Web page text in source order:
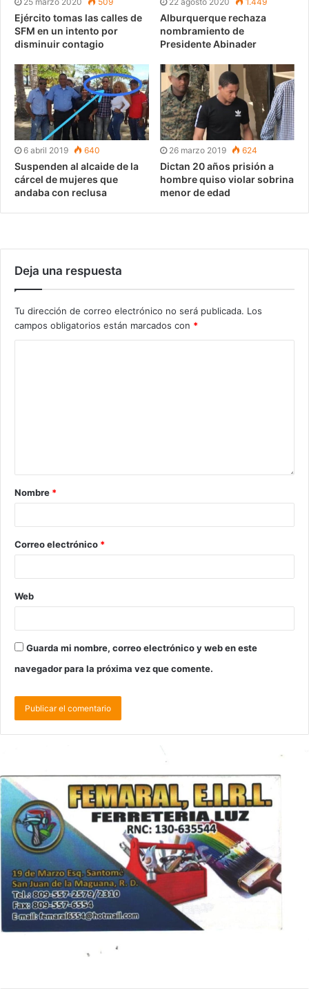
Ejército tomas las calles de
SFM en un intento por
disminuir contagio
Alburquerque rechaza
nombramiento de
Presidente Abinader
6 abril 2019 640
Suspenden al alcaide de la
cárcel de mujeres que
andaba con reclusa
26 marzo 2019 624
Dictan 20 años prisión a
hombre quiso violar sobrina
menor de edad
Deja una respuesta
Tu dirección de correo electrónico no será publicada. Los
campos obligatorios están marcados con *
Nombre *
Correo electrónico *
Web
Guarda mi nombre, correo electrónico y web en este
navegador para la próxima vez que comente.